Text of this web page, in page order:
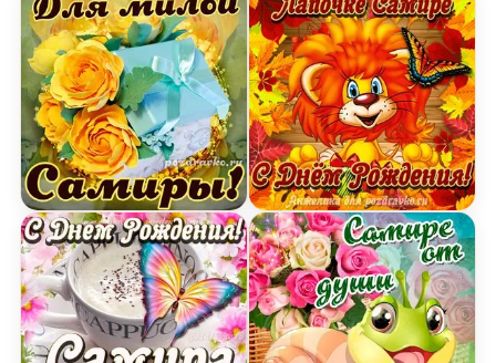
Открытка для милой Самиры с подарком и
Открытка лапочке